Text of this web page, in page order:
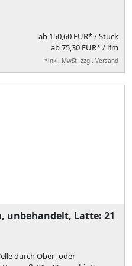
ab 150,60 EUR*/ Stück
ab 75,30 EUR* / lfm
*inkl. MwSt. zzgl. Versand
unbehandelt, Latte: 21
durch Ober- oder